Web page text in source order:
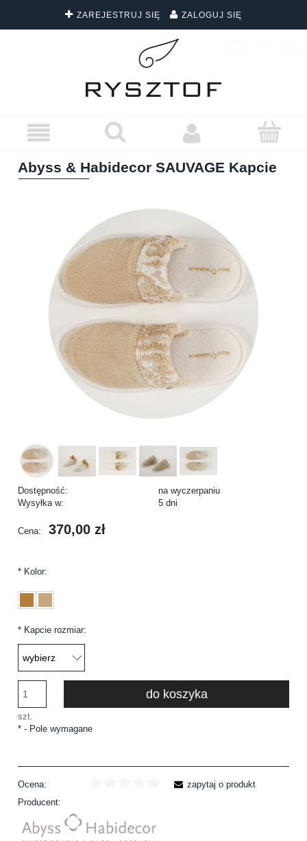
ZAREJESTRUJ SIĘ ZALOGUJ SIĘ
DARMOWA DOSTAWA WSZYSTKICH ZAMÓWIEŃ
Abyss & Habidecor SAUVAGE Kapcie
Dostępność:
na wyczerpaniu
Wysyłka w:
5 dni
Cena: 370,00 zł
* Kolor:
* Kapcie rozmiar:
szt.
do koszyka
* - Pole wymagane
Ocena:
Producent:
zapytaj o produkt